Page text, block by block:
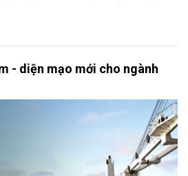
- diện mạo mới cho ngành